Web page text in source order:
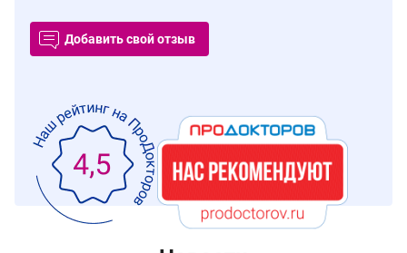
Добавить свой отзыв